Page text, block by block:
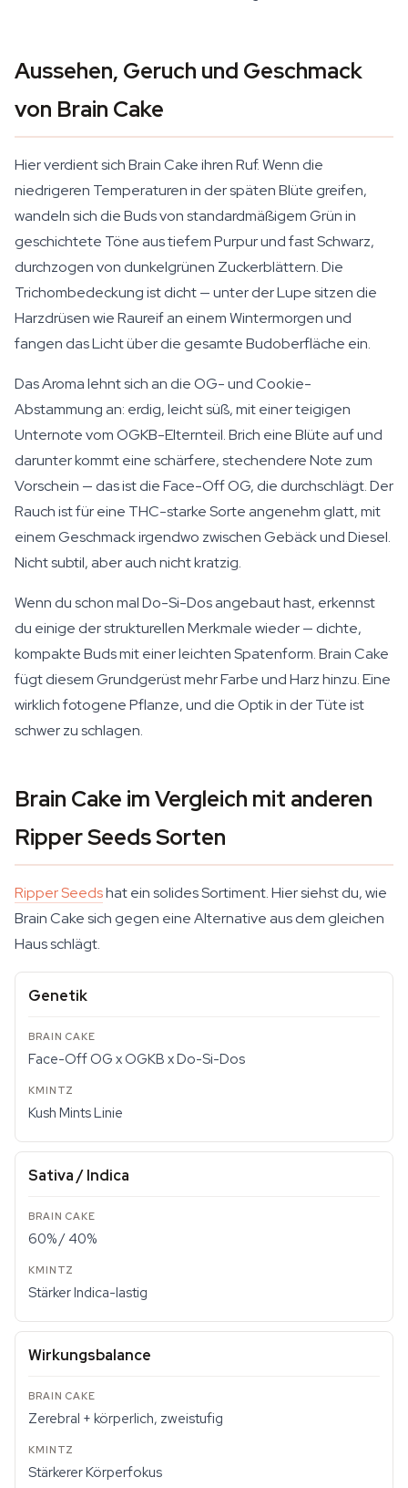
Aussehen, Geruch und Geschmack
von Brain Cake
Hier verdient sich Brain Cake ihren Ruf. Wenn die
niedrigeren Temperaturen in der späten Blüte greifen,
wandeln sich die Buds von standardmäßigem Grün in
geschichtete Töne aus tiefem Purpur und fast Schwarz,
durchzogen von dunkelgrünen Zuckerblättern. Die
Trichombedeckung ist dicht — unter der Lupe sitzen die
Harzdrüsen wie Raureif an einem Wintermorgen und
fangen das Licht über die gesamte Budoberfläche ein.
Das Aroma lehnt sich an die OG- und Cookie-
Abstammung an: erdig, leicht süß, mit einer teigigen
Unternote vom OGKB-Elternteil. Brich eine Blüte auf und
darunter kommt eine schärfere, stechendere Note zum
Vorschein — das ist die Face-Off OG, die durchschlägt. Der
Rauch ist für eine THC-starke Sorte angenehm glatt, mit
einem Geschmack irgendwo zwischen Gebäck und Diesel.
Nicht subtil, aber auch nicht kratzig.
Wenn du schon mal Do-Si-Dos angebaut hast, erkennst
du einige der strukturellen Merkmale wieder — dichte,
kompakte Buds mit einer leichten Spatenform. Brain Cake
fügt diesem Grundgerüst mehr Farbe und Harz hinzu. Eine
wirklich fotogene Pflanze, und die Optik in der Tüte ist
schwer zu schlagen.
Brain Cake im Vergleich mit anderen
Ripper Seeds Sorten
Ripper Seedshat ein solides Sortiment. Hier siehst du, wie
Brain Cake sich gegen eine Alternative aus dem gleichen
Haus schlägt.
Genetik
Face-Off OG x OGKB x Do-Si-Dos
Kush Mints Linie
Sativa / Indica
60% / 40%
Stärker Indica-lastig
Wirkungsbalance
Zerebral + körperlich, zweistufig
Stärkerer Körperfokus